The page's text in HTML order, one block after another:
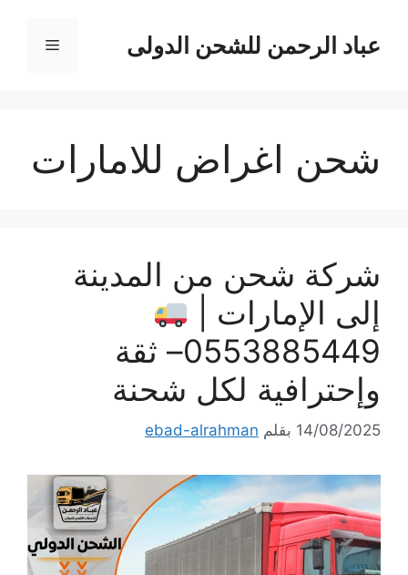
المحتوىعباد الرحمن للشحن الدولى القائمة
شحن اغراض للامارات
شركة شحن من المدينة
إلى الإمارات |
0553885449– ثقة
وإحترافية لكل شحنة
14/08/2025 بقلم ebad-alrahman